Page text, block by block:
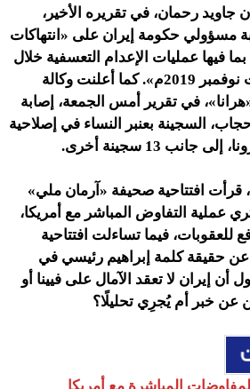
جاويد رحمان، في تقريره الأخير،
مسؤولي حكومة إيران على «انتهاكات
فيها عمليات الإعدام التعسفية خلال
أعلنت وكالة
في تقرير أمس الجمعة، إصابة
حجاب، السجينة بعنبر النساء في إصلاحية
13 سجينة أخرى.
قرأت افتتاحية صحيفة «آرمان ملي»
عملية التفاوض المباشر مع أمريكا،
للعقوبات، فيما تساءلت افتتاحية
حقيقة كلمة إبراهيم رئيسي في
إيران لا تعقد الآمال على فيينا أو
عن خبر أم يُجرِي تحليلًا؟